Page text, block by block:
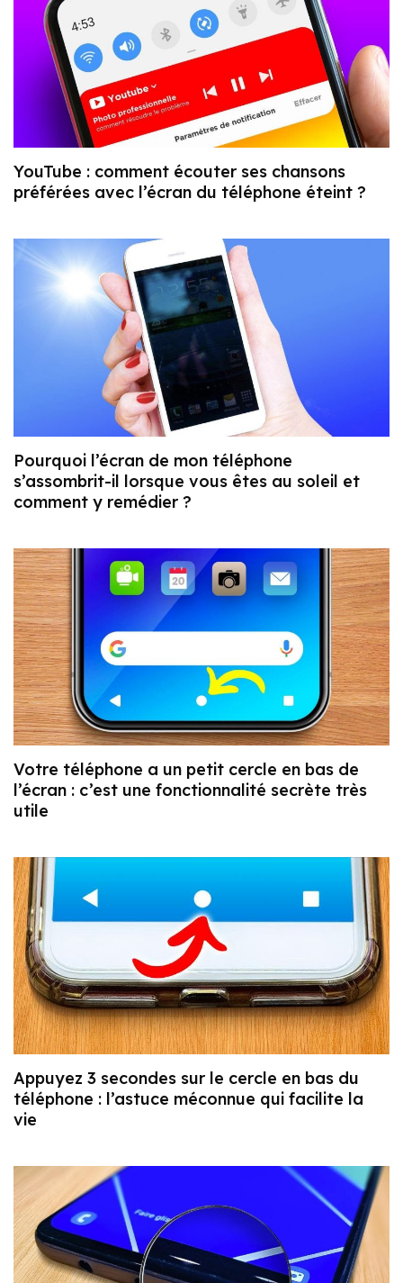
YouTube : comment écouter ses chansons
préférées avec l’écran du téléphone éteint ?
Pourquoi l’écran de mon téléphone
s’assombrit-il lorsque vous êtes au soleil et
comment y remédier ?
Votre téléphone a un petit cercle en bas de
l’écran : c’est une fonctionnalité secrète très
utile
Appuyez 3 secondes sur le cercle en bas du
téléphone : l’astuce méconnue qui facilite la
vie